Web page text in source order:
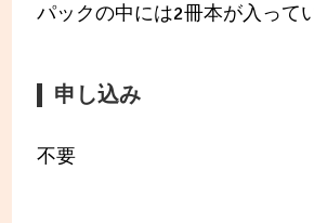
パックの中には2冊本が入って
申し込み
不要